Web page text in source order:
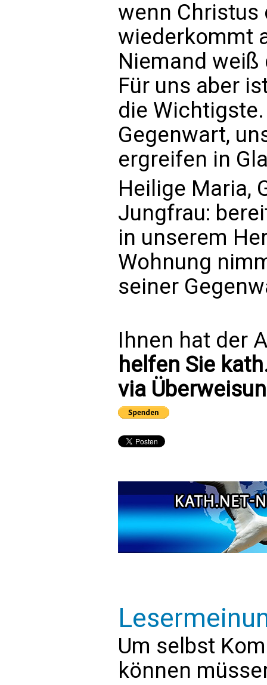
wenn Christus
wiederkommt
Niemand weiß
Für uns aber
die Wichtigste.
Gegenwart,
ergreifen in
Heilige Maria,
Jungfrau:
in unserem
Wohnung
seiner
Ihnen hat der
helfen Sie
via
Um selbst
können